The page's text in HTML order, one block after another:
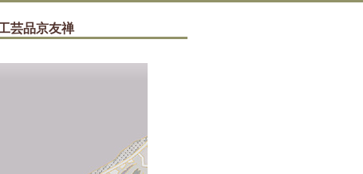
芸品京友禅